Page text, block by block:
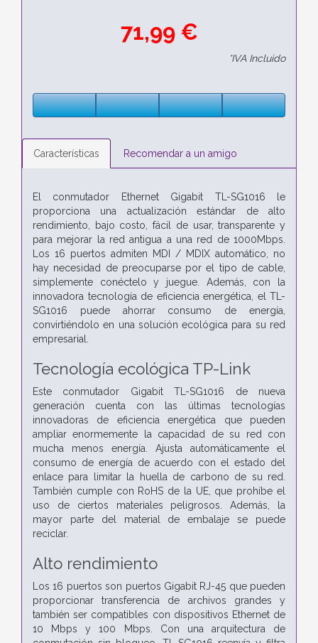
71,99 €
*IVA Incluido
Características Recomendar a un amigo
El conmutador Ethernet Gigabit TL-SG1016 le
proporciona una actualización estándar de alto
rendimiento, bajo costo, fácil de usar, transparente y
para mejorar la red antigua a una red de 1000Mbps.
Los 16 puertos admiten MDI / MDIX automático, no
hay necesidad de preocuparse por el tipo de cable,
simplemente conéctelo y juegue. Además, con la
innovadora tecnología de eficiencia energética, el TL-
SG1016 puede ahorrar consumo de energía,
convirtiéndolo en una solución ecológica para su red
empresarial.
Tecnología ecológica TP-Link
Este conmutador Gigabit TL-SG1016 de nueva
generación cuenta con las últimas tecnologías
innovadoras de eficiencia energética que pueden
ampliar enormemente la capacidad de su red con
mucha menos energía. Ajusta automáticamente el
consumo de energía de acuerdo con el estado del
enlace para limitar la huella de carbono de su red.
También cumple con RoHS de la UE, que prohíbe el
uso de ciertos materiales peligrosos. Además, la
mayor parte del material de embalaje se puede
reciclar.
Alto rendimiento
Los 16 puertos son puertos Gigabit RJ-45 que pueden
proporcionar transferencia de archivos grandes y
también ser compatibles con dispositivos Ethernet de
10 Mbps y 100 Mbps. Con una arquitectura de